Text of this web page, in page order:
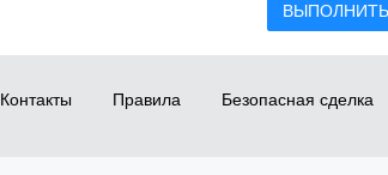
ВЫПОЛНИТЬ
Контакты Правила Безопасная сделка